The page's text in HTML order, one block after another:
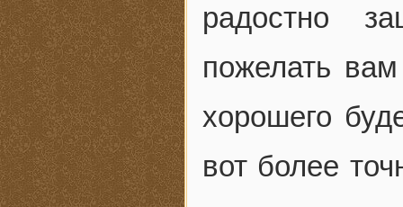
радостно
пожелать
хорошего
вот более